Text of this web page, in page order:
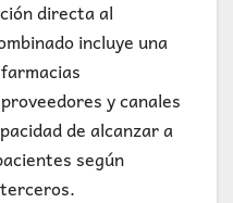
directa al
incluye una
y canales
de alcanzar a
según